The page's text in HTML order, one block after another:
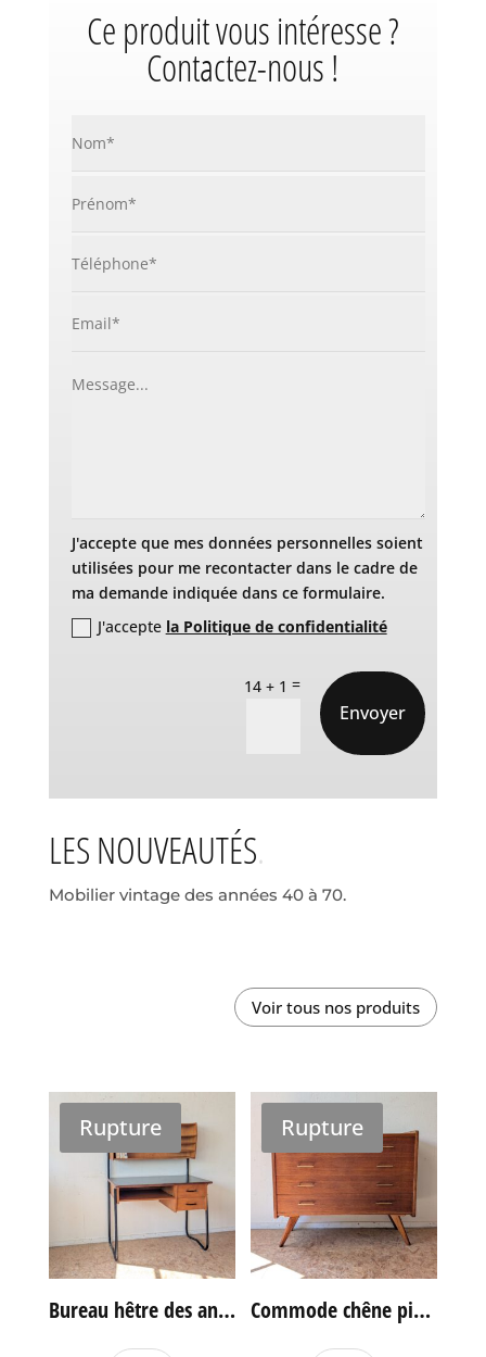
Ce produit vous intéresse ?
Contactez-nous !
J'accepte que mes données personnelles soient
utilisées pour me recontacter dans le cadre de
ma demande indiquée dans ce formulaire.
J'accepte la Politique de confidentialité
14 + 1 =
Envoyer
LES NOUVEAUTÉS
Mobilier vintage des années 40 à 70.
Voir tous nos produits
Rupture
Bureau hêtre des années 60
Rupture
Commode chêne pieds compas vintage